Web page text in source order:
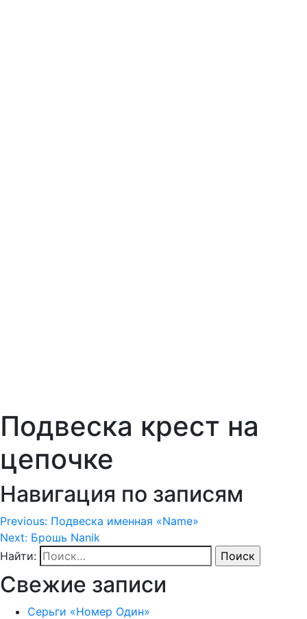
Подвеска крест на
цепочке
Навигация по записям
Previous: Подвеска именная «Name»
Next: Брошь Nanik
Найти:
Свежие записи
Серьги «Номер Один»